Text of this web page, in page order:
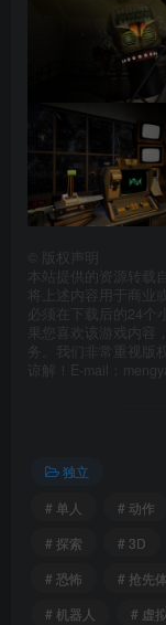
版权声明
本站提供的资源转载
将上述内容用于商业
必须在下载后的24个
果您喜欢该游戏内容
务。我们非常重视版
谅解！E-mail：
独立
# 单人
# 动作
# 探索
# 3D
# 恐怖
# 抢先
# 机器人
# 虚